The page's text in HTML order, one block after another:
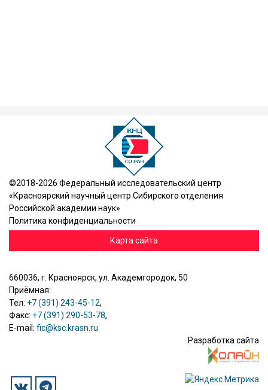
©2018-2026 Федеральный исследовательский центр
«Красноярский научный центр Сибирского отделения
Российской академии наук»
Политика конфиденциальности
Карта сайта
660036, г. Красноярск, ул. Академгородок, 50
Приёмная:
Тел: +7 (391) 243-45-12,
Факс: +7 (391) 290-53-78,
E-mail: fic@ksc.krasn.ru
Разработка сайта